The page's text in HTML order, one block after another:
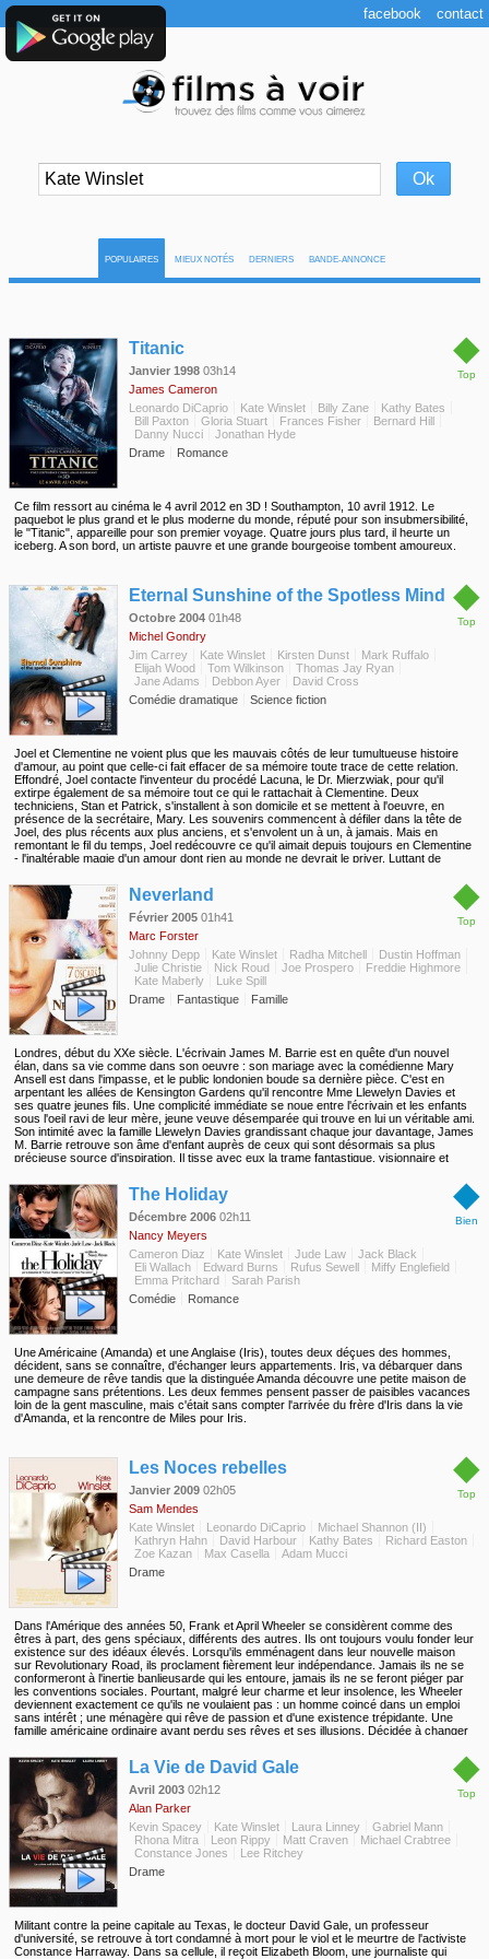
POPULAIRES MIEUX NOTÉS DERNIERS BANDE-ANNONCE
◆
Top
Titanic
Janvier 1998 03h14
James Cameron
Leonardo DiCaprio
Kate Winslet Billy Zane
Kathy Bates
Bill Paxton
Gloria Stuart Frances Fisher
Bernard Hill
Danny Nucci
Jonathan Hyde
Drame
Romance
Ce film ressort au cinéma le 4 avril 2012 en 3D ! Southampton, 10 avril 1912. Le
paquebot le plus grand et le plus moderne du monde, réputé pour son insubmersibilité,
le "Titanic", appareille pour son premier voyage. Quatre jours plus tard, il heurte un
iceberg. A son bord, un artiste pauvre et une grande bourgeoise tombent amoureux.
◆
Top
Eternal Sunshine of the Spotless Mind
Octobre 2004 01h48
Michel Gondry
Jim Carrey
Kate Winslet Kirsten Dunst
Mark Ruffalo
Elijah Wood
Tom Wilkinson
Thomas Jay Ryan
Jane Adams
Debbon Ayer
David Cross
Comédie dramatique
Science fiction
Joel et Clementine ne voient plus que les mauvais côtés de leur tumultueuse histoire
d'amour, au point que celle-ci fait effacer de sa mémoire toute trace de cette relation.
Effondré, Joel contacte l'inventeur du procédé Lacuna, le Dr. Mierzwiak, pour qu'il
extirpe également de sa mémoire tout ce qui le rattachait à Clementine. Deux
techniciens, Stan et Patrick, s'installent à son domicile et se mettent à l'oeuvre, en
présence de la secrétaire, Mary. Les souvenirs commencent à défiler dans la tête de
Joel, des plus récents aux plus anciens, et s'envolent un à un, à jamais. Mais en
remontant le fil du temps, Joel redécouvre ce qu'il aimait depuis toujours en Clementine
- l'inaltérable magie d'un amour dont rien au monde ne devrait le priver. Luttant de
chance contre Lacuna...
◆
Top
Neverland
Février 2005 01h41
Marc Forster
Johnny Depp
Kate Winslet Radha Mitchell
Dustin Hoffman
Julie Christie
Nick Roud Joe Prospero
Freddie Highmore
Kate Maberly
Luke Spill
Drame
Fantastique Famille
Londres, début du XXe siècle. L'écrivain James M. Barrie est en quête d'un nouvel
élan, dans sa vie comme dans son oeuvre : son mariage avec la comédienne Mary
Ansell est dans l'impasse, et le public londonien boude sa dernière pièce. C'est en
arpentant les allées de Kensington Gardens qu'il rencontre Mme Llewelyn Davies et
ses quatre jeunes fils. Une complicité immédiate se noue entre l'écrivain et les enfants
sous l'oeil ravi de leur mère, jeune veuve désemparée qui trouve en lui un véritable ami.
Son intimité avec la famille Llewelyn Davies grandissant chaque jour davantage, James
M. Barrie retrouve son âme d'enfant auprès de ceux qui sont désormais sa plus
précieuse source d'inspiration. Il tisse avec eux la trame fantastique, visionnaire et
◆
Bien
The Holiday
Décembre 2006 02h11
Nancy Meyers
Cameron Diaz
Kate Winslet Jude Law
Jack Black
Eli Wallach
Edward Burns Rufus Sewell
Miffy Englefield
Emma Pritchard
Sarah Parish
Comédie
Romance
Une Américaine (Amanda) et une Anglaise (Iris), toutes deux déçues des hommes,
décident, sans se connaître, d'échanger leurs appartements. Iris, va débarquer dans
une demeure de rêve tandis que la distinguée Amanda découvre une petite maison de
campagne sans prétentions. Les deux femmes pensent passer de paisibles vacances
loin de la gent masculine, mais c'était sans compter l'arrivée du frère d'Iris dans la vie
d'Amanda, et la rencontre de Miles pour Iris.
◆
Top
Les Noces rebelles
Janvier 2009 02h05
Sam Mendes
Kate Winslet
Leonardo DiCaprio
Michael Shannon (II)
Kathryn Hahn
David Harbour Kathy Bates
Richard Easton
Zoe Kazan
Max Casella
Adam Mucci
Drame
Dans l'Amérique des années 50, Frank et April Wheeler se considèrent comme des
êtres à part, des gens spéciaux, différents des autres. Ils ont toujours voulu fonder leur
existence sur des idéaux élevés. Lorsqu'ils emménagent dans leur nouvelle maison
sur Revolutionary Road, ils proclament fièrement leur indépendance. Jamais ils ne se
conformeront à l'inertie banlieusarde qui les entoure, jamais ils ne se feront piéger par
les conventions sociales. Pourtant, malgré leur charme et leur insolence, les Wheeler
deviennent exactement ce qu'ils ne voulaient pas : un homme coincé dans un emploi
sans intérêt ; une ménagère qui rêve de passion et d'une existence trépidante. Une
famille américaine ordinaire ayant perdu ses rêves et ses illusions. Décidée à changer
routine confortable dans le Connecticut pour aller vivre à Paris...
◆
Top
La Vie de David Gale
Avril 2003 02h12
Alan Parker
Kevin Spacey
Kate Winslet Laura Linney
Gabriel Mann
Rhona Mitra
Leon Rippy Matt Craven
Michael Crabtree
Constance Jones
Lee Ritchey
Drame
Militant contre la peine capitale au Texas, le docteur David Gale, un professeur
d'université, se retrouve à tort condamné à mort pour le viol et le meurtre de l'activiste
Constance Harraway. Dans sa cellule, il reçoit Elizabeth Bloom, une journaliste qui
facebook contact